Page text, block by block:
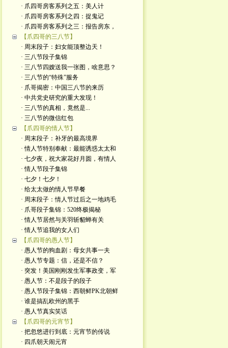
· 爪四哥房客系列之五：美人计
· 爪四哥房客系列之四：捉鬼记
· 爪四哥房客系列之三：报告房东，
【爪四哥的三八节】
· 周末段子：妇女能顶整边天！
· 三八节段子集锦
· 三八节四嫂送我一张图，啥意思？
· 三八节的“特殊”服务
· 爪哥揭密：中国三八节的来历
· 中共党史研究的重大发现！
· 三八节的真相，竟然是...
· 三八节的微信红包
【爪四哥的情人节】
· 周末段子：补牙的最高境界
· 情人节特别奉献：最能诱惑太太和
· 七夕夜，祝大家花好月圆，有情人
· 情人节段子集锦
· 七夕！七夕！
· 给太太做的情人节早餐
· 周末段子：情人节过后之一地鸡毛
· 爪哥段子集锦：520终极揭秘
· 情人节居然与关羽斩貂蝉有关
· 情人节追我的女人们
【爪四哥的愚人节】
· 愚人节的狗血剧：母女共事一夫
· 愚人节专题：信，还是不信？
· 突发！美国刚刚发生军事政变，军
· 愚人节：不是段子的段子
· 愚人节段子集锦：西朝鲜PK北朝鲜
· 谁是搞乱欧州的黑手
· 愚人节真实笑话
【爪四哥的元宵节】
· 把忽悠进行到底：元宵节的传说
· 四爪朝天闹元宵